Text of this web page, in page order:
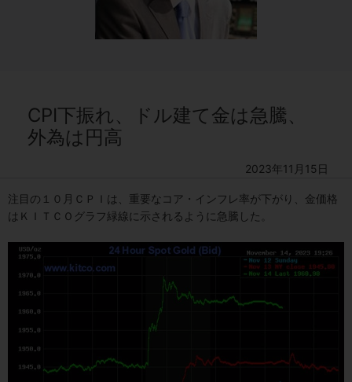
CPI下振れ、ドル建て金は急騰、
外為は円高
2023年11月15日
注目の１０月ＣＰＩは、重要なコア・インフレ率が下がり、金価格
はＫＩＴＣＯグラフ緑線に示されるように急騰した。